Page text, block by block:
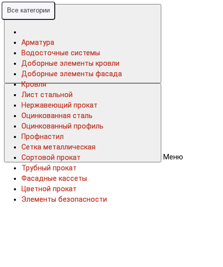
Меню
Все категории
Арматура
Водосточные системы
Доборные элементы кровли
Доборные элементы фасада
Кровля
Лист стальной
Нержавеющий прокат
Оцинкованная сталь
Оцинкованный профиль
Профнастил
Сетка металлическая
Сортовой прокат
Трубный прокат
Фасадные кассеты
Цветной прокат
Элементы безопасности
Все категории
Арматура
Водосточные системы
Доборные элементы кровли
Доборные элементы фасада
Кровля
Лист стальной
Нержавеющий прокат
Оцинкованная сталь
Оцинкованный профиль
Профнастил
Сетка металлическая
Сортовой прокат
Трубный прокат
Фасадные кассеты
Цветной прокат
Элементы безопасности